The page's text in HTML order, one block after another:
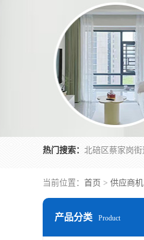
热门搜索：
当前位置： 首页 > 供应商机
产品分类 Product